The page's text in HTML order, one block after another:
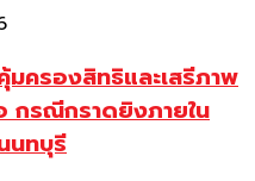
ครองสิทธิและเสรีภาพ
กรณีกราดยิงภายใน
นทบุรี